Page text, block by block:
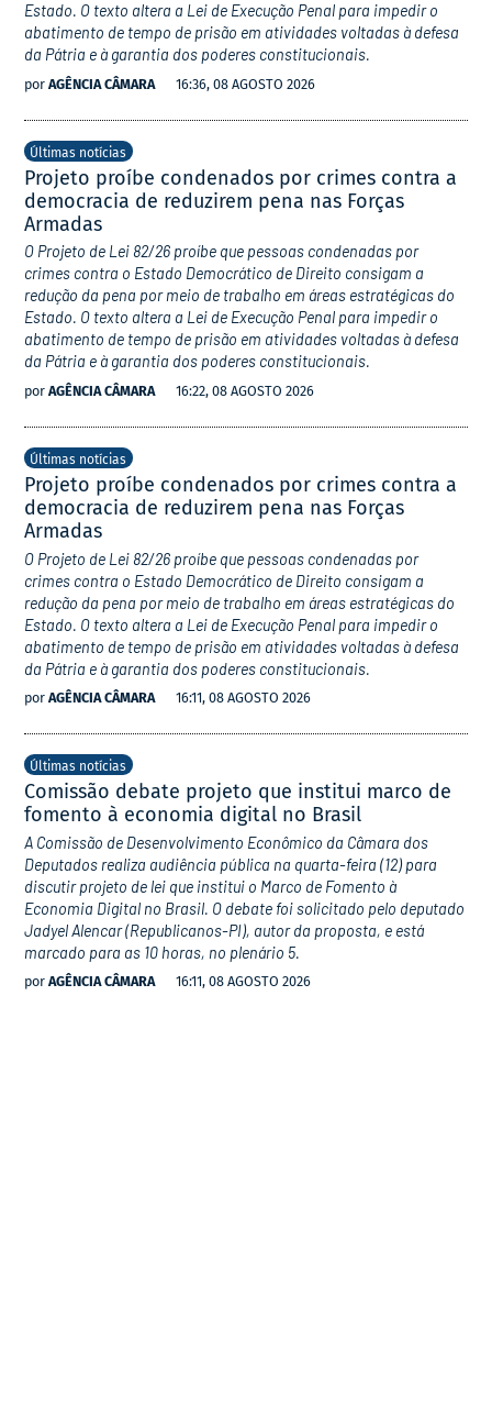
Estado. O texto altera a Lei de Execução Penal para impedir o
abatimento de tempo de prisão em atividades voltadas à defesa
da Pátria e à garantia dos poderes constitucionais.
por AGÊNCIA CÂMARA 16:36, 08 AGOSTO 2026
Últimas notícias
Projeto proíbe condenados por crimes contra a
democracia de reduzirem pena nas Forças
Armadas
O Projeto de Lei 82/26 proíbe que pessoas condenadas por
crimes contra o Estado Democrático de Direito consigam a
redução da pena por meio de trabalho em áreas estratégicas do
Estado. O texto altera a Lei de Execução Penal para impedir o
abatimento de tempo de prisão em atividades voltadas à defesa
da Pátria e à garantia dos poderes constitucionais.
por AGÊNCIA CÂMARA 16:22, 08 AGOSTO 2026
Últimas notícias
Projeto proíbe condenados por crimes contra a
democracia de reduzirem pena nas Forças
Armadas
O Projeto de Lei 82/26 proíbe que pessoas condenadas por
crimes contra o Estado Democrático de Direito consigam a
redução da pena por meio de trabalho em áreas estratégicas do
Estado. O texto altera a Lei de Execução Penal para impedir o
abatimento de tempo de prisão em atividades voltadas à defesa
da Pátria e à garantia dos poderes constitucionais.
por AGÊNCIA CÂMARA 16:11, 08 AGOSTO 2026
Últimas notícias
Comissão debate projeto que institui marco de
fomento à economia digital no Brasil
A Comissão de Desenvolvimento Econômico da Câmara dos
Deputados realiza audiência pública na quarta-feira (12) para
discutir projeto de lei que institui o Marco de Fomento à
Economia Digital no Brasil. O debate foi solicitado pelo deputado
Jadyel Alencar (Republicanos-PI), autor da proposta, e está
marcado para as 10 horas, no plenário 5.
por AGÊNCIA CÂMARA 16:11, 08 AGOSTO 2026